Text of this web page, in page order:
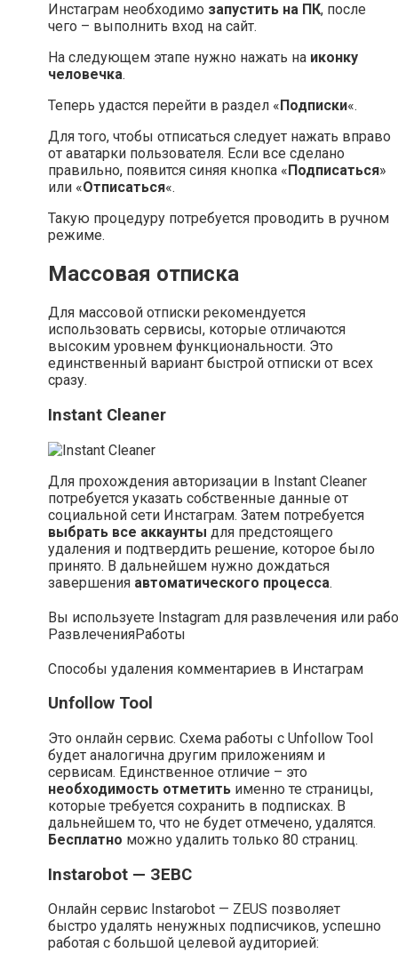
Инстаграм необходимо запустить на ПК, после
чего – выполнить вход на сайт.
На следующем этапе нужно нажать на иконку
человечка.
Теперь удастся перейти в раздел « Подписки«.
Для того, чтобы отписаться следует нажать вправо
от аватарки пользователя. Если все сделано
правильно, появится синяя кнопка « Подписаться»
или «Отписаться«.
Такую процедуру потребуется проводить в ручном
режиме.
Массовая отписка
Для массовой отписки рекомендуется
использовать сервисы, которые отличаются
высоким уровнем функциональности. Это
единственный вариант быстрой отписки от всех
сразу.
Instant Cleaner
Для прохождения авторизации в Instant Cleaner
потребуется указать собственные данные от
социальной сети Инстаграм. Затем потребуется
выбрать все аккаунты для предстоящего
удаления и подтвердить решение, которое было
принято. В дальнейшем нужно дождаться
завершения автоматического процесса.
Вы используете Instagram для развлечения или
РазвлеченияРаботы
Способы удаления комментариев в Инстаграм
Unfollow Tool
Это онлайн сервис. Схема работы с Unfollow Tool
будет аналогична другим приложениям и
сервисам. Единственное отличие – это
необходимость отметить именно те страницы,
которые требуется сохранить в подписках. В
дальнейшем то, что не будет отмечено, удалятся.
Бесплатно можно удалить только 80 страниц.
Instarobot — ЗЕВС
Онлайн сервис Instarobot — ZEUS позволяет
быстро удалять ненужных подписчиков, успешно
работая с большой целевой аудиторией: